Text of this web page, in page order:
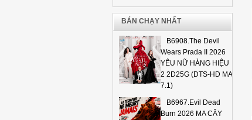
BÁN CHẠY NHẤT
B6908.The Devil
Wears Prada II 2026
YÊU NỮ HÀNG HIỆU
2 2D25G (DTS-HD MA
7.1)
B6967.Evil Dead
Burn 2026 MA CÂY